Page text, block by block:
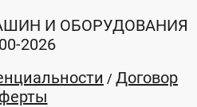
И ОБОРУДОВАНИЯ
2026
/ Договор